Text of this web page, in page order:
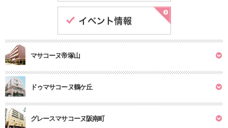
マサコーヌ帝塚山
ドゥマサコーヌ鶴ケ丘
グレースマサコーヌ阪南町